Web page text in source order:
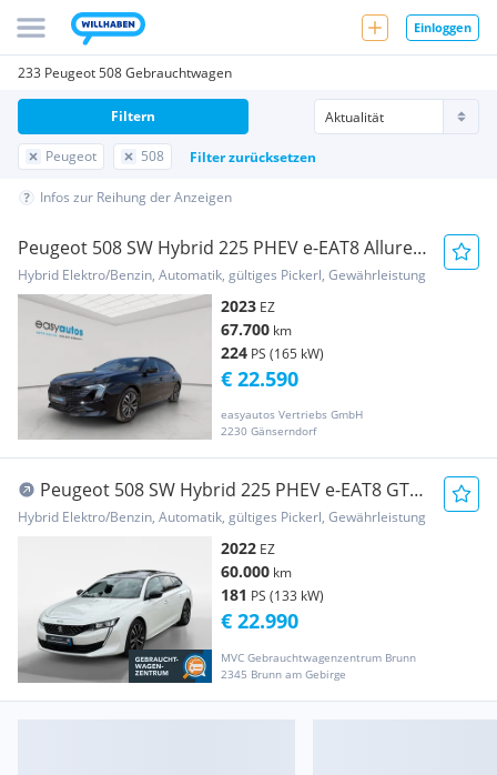
Einloggen
233 Peugeot 508 Gebrauchtwagen
Peugeot 508 Filter zurücksetzen
Filtern
Infos zur Reihung der Anzeigen
Peugeot 508 SW Hybrid 225 PHEV e-EAT8 Allure
Pack Aut.M...
Hybrid Elektro/Benzin, Automatik, gültiges Pickerl, Gewährleistung
2023 EZ
67.700 km
224 PS (165 kW)
easyautos Vertriebs GmbH
2230 Gänserndorf
€ 22.590
Peugeot 508 SW Hybrid 225 PHEV e-EAT8 GT
Pack Aut.
Hybrid Elektro/Benzin, Automatik, gültiges Pickerl, Gewährleistung
2022 EZ
60.000 km
181 PS (133 kW)
MVC Gebrauchtwagenzentrum Brunn
2345 Brunn am Gebirge
€ 22.990